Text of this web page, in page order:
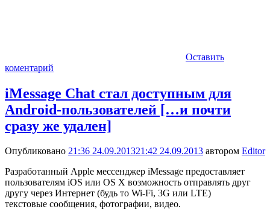
Оставить
коментарий
iMessage Chat стал доступным для
Android-пользователей […и почти
сразу же удален]
Опубликовано 21:36 24.09.201321:42 24.09.2013 автором Editor
Разработанный Apple мессенджер iMessage предоставляет
пользователям iOS или OS X возможность отправлять друг
другу через Интернет (будь то Wi-Fi, 3G или LTE)
текстовые сообщения, фотографии, видео.